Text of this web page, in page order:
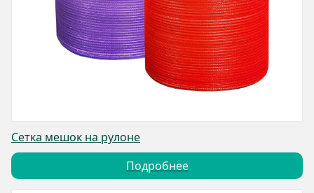
Сетка мешок на рулоне
Подробнее